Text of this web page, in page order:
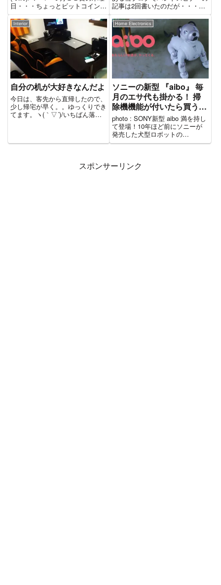
日・・・ちょっとビットコインで
落に巻き込まれちゃったぁぁぁ(*
ﾉω・*)ﾃﾍまぁ、月次まだプラス
なので良しとしましょう・・今日
はなんの記事...
記事は2回書いたのだが・・・や
の2位３位になってしまった。過
去記事：ハンドスピナーってのが
巷で流行ってるが、買うなら金属
ボディーにしとけ！でもなんの
役...
Interior
自分の机が大好きなんだよ
今日は、客先から直帰したので、
少し帰宅が早く。。ゆっくりでき
てます。ヽ(｀▽´)/いちばん落ち
クトップスピーカーに使ってるい
Home Electronics
ソニーの新型 『aibo』 毎
月のエサ代も掛かる！ 掃
除機機能が付いたら買う
ぞ？
photo : SONY新型 aibo 満を持し
て登場！10年ほど前にソニーが
発売した犬型ロボットの
『AIBO』が、満を持して復活！
1999年から2006年に販売さ
スポンサーリンク